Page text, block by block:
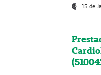
15 de